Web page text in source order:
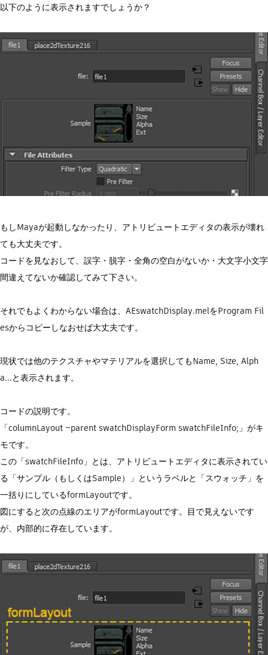
以下のように表示されますでしょうか？
もしMayaが起動しなかったり、アトリビュートエディタの表示が壊れ
ても大丈夫です。
コードを見なおして、誤字・脱字・全角の空白がないか・大文字小文字
間違えてないか確認してみて下さい。
それでもよくわからない場合は、AEswatchDisplay.melをProgram Fil
esからコピーしなおせば大丈夫です。
現状では他のテクスチャやマテリアルを選択してもName, Size, Alph
a...と表示されます。
コードの説明です。
「columnLayout –parent swatchDisplayForm swatchFileInfo;」がキ
モです。
この「swatchFileInfo」とは、アトリビュートエディタに表示されてい
る「サンプル（もしくはSample）」というラベルと「スウォッチ」を
一括りにしているformLayoutです。
図にすると次の点線のエリアがformLayoutです。目で見えないです
が、内部的に存在しています。